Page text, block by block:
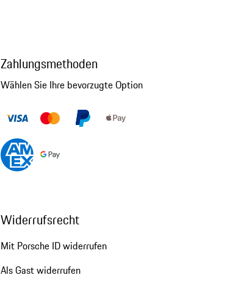
Zahlungsmethoden
Wählen Sie Ihre bevorzugte Option
Widerrufsrecht
Mit Porsche ID widerrufen
Als Gast widerrufen